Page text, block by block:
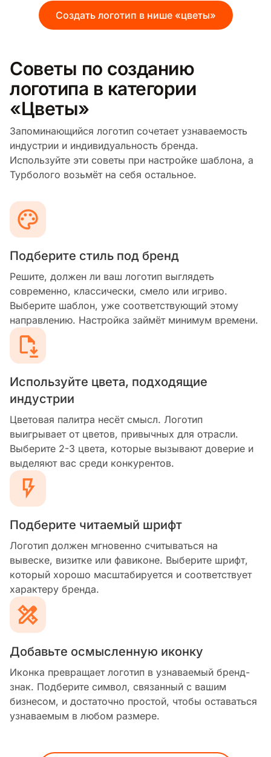
Создать логотип в нише «цветы»
Советы по созданию
логотипа в категории
«Цветы»
Запоминающийся логотип сочетает узнаваемость
индустрии и индивидуальность бренда.
Используйте эти советы при настройке шаблона, а
Турболого возьмёт на себя остальное.
Подберите стиль под бренд
Решите, должен ли ваш логотип выглядеть
современно, классически, смело или игриво.
Выберите шаблон, уже соответствующий этому
направлению. Настройка займёт минимум времени.
Используйте цвета, подходящие
индустрии
Цветовая палитра несёт смысл. Логотип
выигрывает от цветов, привычных для отрасли.
Выберите 2-3 цвета, которые вызывают доверие и
выделяют вас среди конкурентов.
Подберите читаемый шрифт
Логотип должен мгновенно считываться на
вывеске, визитке или фавиконе. Выберите шрифт,
который хорошо масштабируется и соответствует
характеру бренда.
Добавьте осмысленную иконку
Иконка превращает логотип в узнаваемый бренд-
знак. Подберите символ, связанный с вашим
бизнесом, и достаточно простой, чтобы оставаться
узнаваемым в любом размере.